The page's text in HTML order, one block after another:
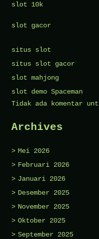
slot 10k
slot gacor
situs slot
situs slot gacor
slot mahjong
slot demo Spaceman
Tidak ada komentar
Archives
Mei 2026
Februari 2026
Januari 2026
Desember 2025
November 2025
Oktober 2025
September 2025